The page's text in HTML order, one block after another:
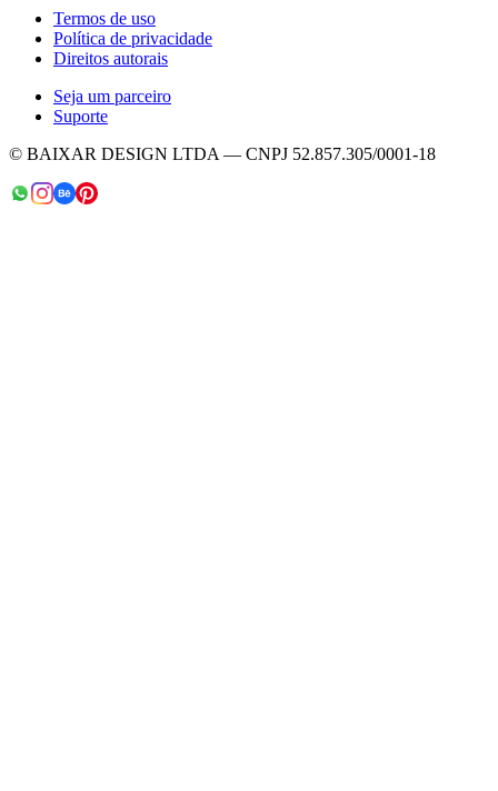
Termos de uso
Política de privacidade
Direitos autorais
Seja um parceiro
Suporte
© BAIXAR DESIGN LTDA — CNPJ 52.857.305/0001-18